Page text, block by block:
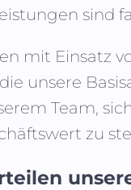
sind
mit Einsatz
unsere
Team,
zu